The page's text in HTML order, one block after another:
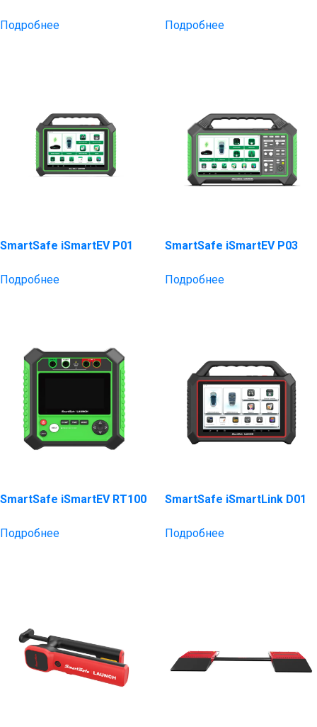
Подробнее Подробнее
SmartSafe iSmartEV P01
Подробнее
SmartSafe iSmartEV P03
Подробнее
SmartSafe iSmartEV RT100
Подробнее
SmartSafe iSmartLink D01
Подробнее